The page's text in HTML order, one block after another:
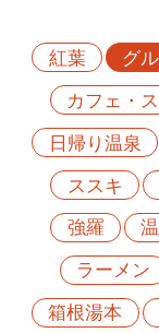
紅葉
グ
カフェ・
日帰り温泉
ススキ
強羅
ラーメン
箱根湯本